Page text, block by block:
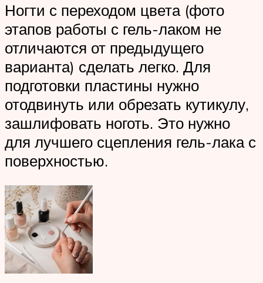
Ногти с переходом цвета (фото
этапов работы с гель-лаком не
отличаются от предыдущего
варианта) сделать легко. Для
подготовки пластины нужно
отодвинуть или обрезать кутикулу,
зашлифовать ноготь. Это нужно
для лучшего сцепления гель-лака с
поверхностью.